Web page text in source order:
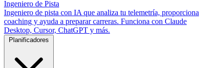
Ingeniero de Pista
Ingeniero de pista con IA que analiza tu telemetría, proporciona
coaching y ayuda a preparar carreras. Funciona con Claude
Desktop, Cursor, ChatGPT y más.